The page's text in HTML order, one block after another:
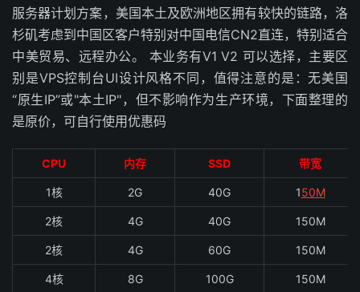
服务器计划方案，美国本土及欧洲地区拥有较快的链路，洛
杉矶考虑到中国区客户特别对中国电信CN2直连，特别适合
中美贸易、远程办公。 本业务有V1 V2 可以选择，主要区
别是VPS控制台UI设计风格不同，值得注意的是：无美国
“原生IP”或"本土IP"，但不影响作为生产环境，下面整理的
是原价，可自行使用优惠码
CPU 内存 SSD 带宽
1核 2G 40G 150M
2核 4G 40G 150M
2核 4G 60G 150M
4核 8G 100G 150M